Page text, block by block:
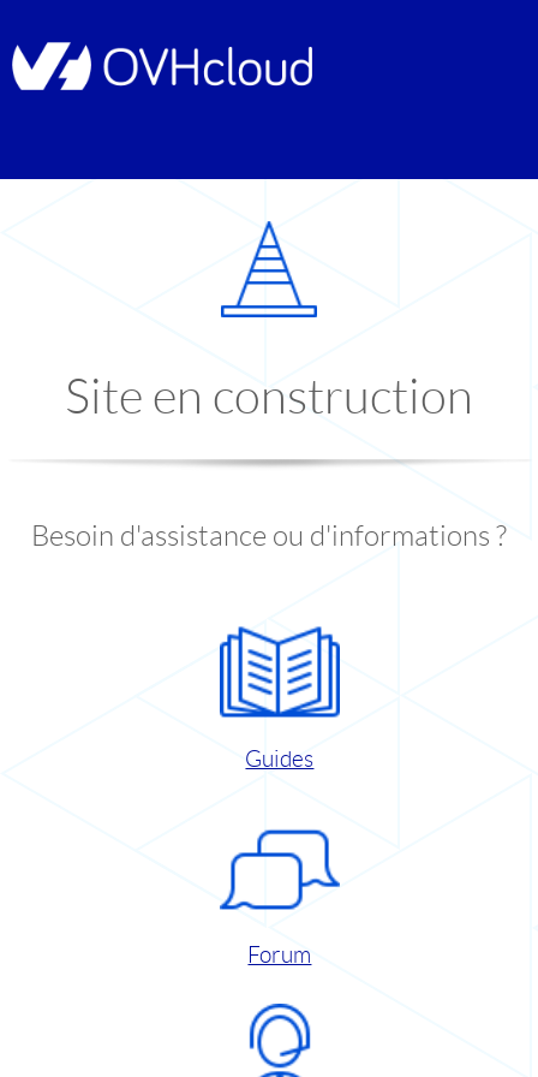
Site en construction
Besoin d'assistance ou d'informations ?
Guides
Forum